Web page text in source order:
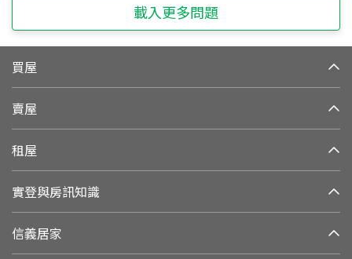
載入更多問題
買屋
賣屋
租屋
實登與房訊知識
信義居家